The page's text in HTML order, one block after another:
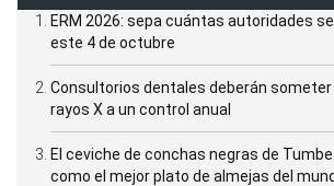
ERM 2026: sepa cuántas autoridades
este 4 de octubre
Consultorios dentales deberán someter
rayos X a un control anual
El ceviche de conchas negras de
como el mejor plato de almejas del